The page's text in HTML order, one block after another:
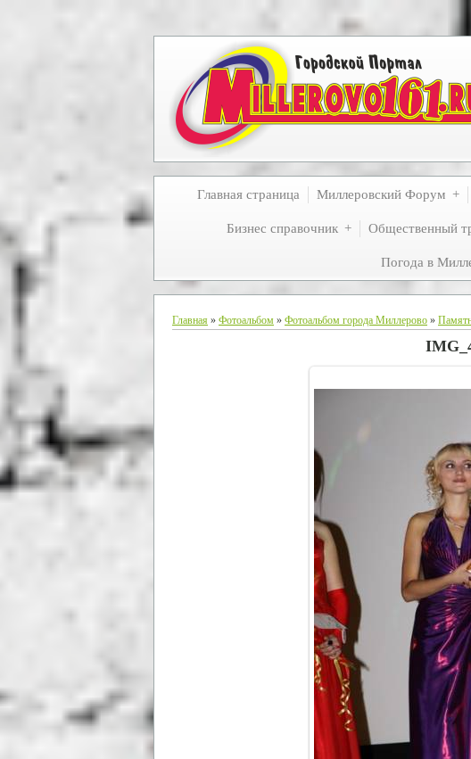
Главная страница Миллеровский Форум
Бизнес справочник Общественный
Погода в
Главная » Фотоальбом » Фотоальбом города Миллерово »